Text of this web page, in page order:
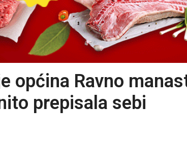
općina Ravno
prepisala sebi